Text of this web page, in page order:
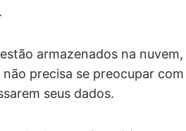
armazenados na
precisa se preocupar
seus dados.